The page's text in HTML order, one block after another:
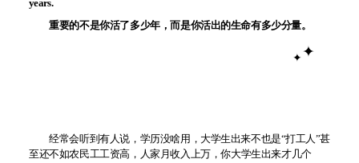
years.
重要的不是你活了多少年，而是你活出的生命有多少分量。
✦✦
经常会听到有人说，学历没啥用，大学生出来不也是“打工人”甚
至还不如农民工工资高，人家月收入上万，你大学生出来才几个